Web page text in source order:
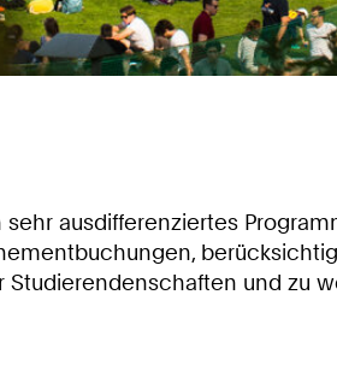
ausdifferenziertes
und zu